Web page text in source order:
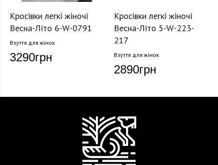
Кросівки легкі жіночі
Весна-Літо 6-W-0791
Взуття для жінок
3290грн
Кросівки легкі жіночі
Весна-Літо 5-W-223-
217
Взуття для жінок
2890грн